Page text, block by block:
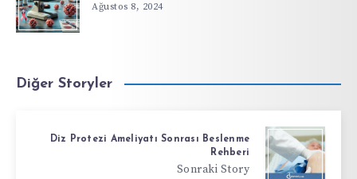
Ağustos 8, 2024
Diğer Storyler
Diz Protezi Ameliyatı Sonrası Beslenme
Rehberi
Sonraki Story